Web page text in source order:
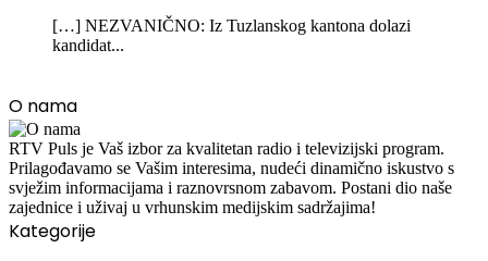
[…] NEZVANIČNO: Iz Tuzlanskog kantona dolazi
kandidat...
O nama
RTV Puls je Vaš izbor za kvalitetan radio i televizijski program.
Prilagođavamo se Vašim interesima, nudeći dinamično iskustvo s
svježim informacijama i raznovrsnom zabavom. Postani dio naše
zajednice i uživaj u vrhunskim medijskim sadržajima!
Kategorije